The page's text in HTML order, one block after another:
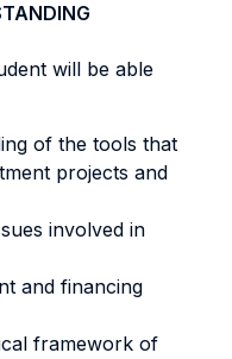
will be able
of the tools that
projects and
involved in
and financing
framework of